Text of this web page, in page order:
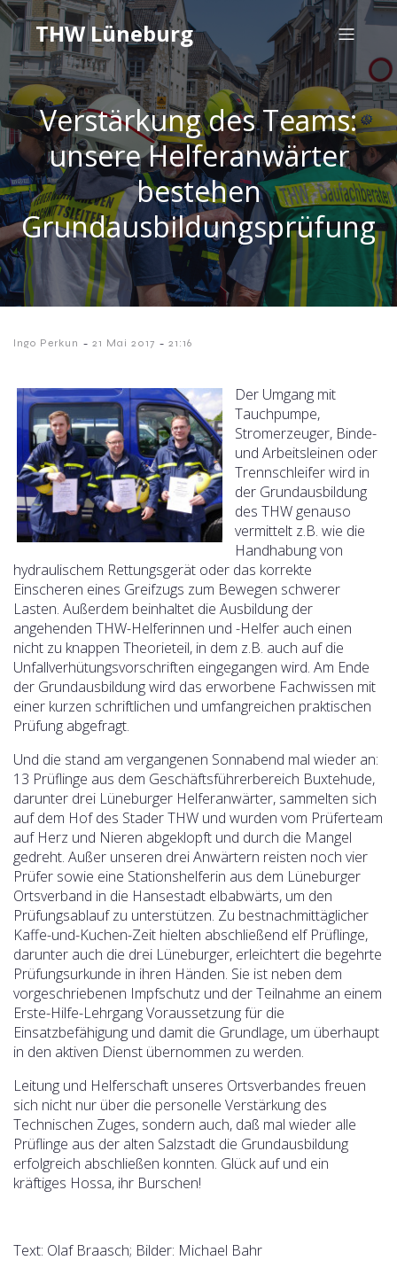
THW Lüneburg
Verstärkung des Teams:
unsere Helferanwärter
bestehen
Grundausbildungsprüfung
Ingo Perkun - 21 Mai 2017 - 21:16
Der Umgang mit
Tauchpumpe,
Stromerzeuger, Binde-
und Arbeitsleinen oder
Trennschleifer wird in
der Grundausbildung
des THW genauso
vermittelt z.B. wie die
Handhabung von
hydraulischem Rettungsgerät oder das korrekte
Einscheren eines Greifzugs zum Bewegen schwerer
Lasten. Außerdem beinhaltet die Ausbildung der
angehenden THW-Helferinnen und -Helfer auch einen
nicht zu knappen Theorieteil, in dem z.B. auch auf die
Unfallverhütungsvorschriften eingegangen wird. Am Ende
der Grundausbildung wird das erworbene Fachwissen mit
einer kurzen schriftlichen und umfangreichen praktischen
Prüfung abgefragt.
Und die stand am vergangenen Sonnabend mal wieder an:
13 Prüflinge aus dem Geschäftsführerbereich Buxtehude,
darunter drei Lüneburger Helferanwärter, sammelten sich
auf dem Hof des Stader THW und wurden vom Prüferteam
auf Herz und Nieren abgeklopft und durch die Mangel
gedreht. Außer unseren drei Anwärtern reisten noch vier
Prüfer sowie eine Stationshelferin aus dem Lüneburger
Ortsverband in die Hansestadt elbabwärts, um den
Prüfungsablauf zu unterstützen. Zu bestnachmittäglicher
Kaffe-und-Kuchen-Zeit hielten abschließend elf Prüflinge,
darunter auch die drei Lüneburger, erleichtert die begehrte
Prüfungsurkunde in ihren Händen. Sie ist neben dem
vorgeschriebenen Impfschutz und der Teilnahme an einem
Erste-Hilfe-Lehrgang Voraussetzung für die
Einsatzbefähigung und damit die Grundlage, um überhaupt
in den aktiven Dienst übernommen zu werden.
Leitung und Helferschaft unseres Ortsverbandes freuen
sich nicht nur über die personelle Verstärkung des
Technischen Zuges, sondern auch, daß mal wieder alle
Prüflinge aus der alten Salzstadt die Grundausbildung
erfolgreich abschließen konnten. Glück auf und ein
kräftiges Hossa, ihr Burschen!
Text: Olaf Braasch; Bilder: Michael Bahr